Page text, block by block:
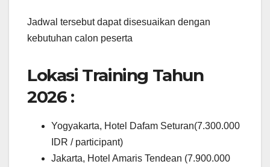
Jadwal tersebut dapat disesuaikan dengan
kebutuhan calon peserta
Lokasi Training Tahun
2026 :
Yogyakarta, Hotel Dafam Seturan(7.300.000
IDR / participant)
Jakarta, Hotel Amaris Tendean (7.900.000